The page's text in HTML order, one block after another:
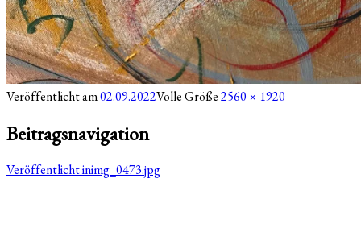
Veröffentlicht am02.09.2022Volle Größe2560 × 1920
Beitragsnavigation
Veröffentlicht inimg_0473.jpg